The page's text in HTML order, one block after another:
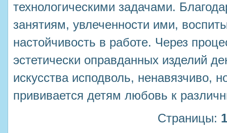
технологическими задачами.
занятиям, увлеченности ими,
настойчивость в работе. Через
эстетически оправданных изделий
искусства исподволь, ненавязчиво,
прививается детям любовь к
Страницы: 1